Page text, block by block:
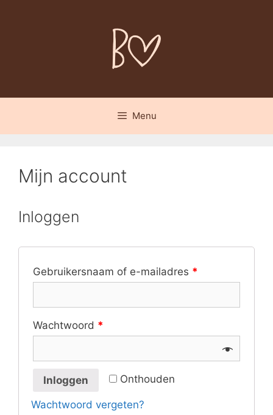
Menu
Mijn account
Inloggen
Gebruikersnaam of e-mailadres *
Wachtwoord *
Onthouden
Inloggen
Wachtwoord vergeten?